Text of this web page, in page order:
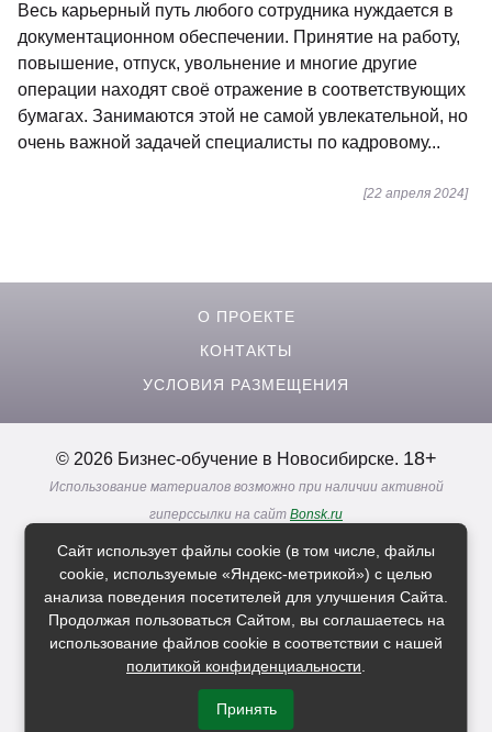
Весь карьерный путь любого сотрудника нуждается в
документационном обеспечении. Принятие на работу,
повышение, отпуск, увольнение и многие другие
операции находят своё отражение в соответствующих
бумагах. Занимаются этой не самой увлекательной, но
очень важной задачей специалисты по кадровому...
[22 апреля 2024]
О ПРОЕКТЕ
КОНТАКТЫ
УСЛОВИЯ РАЗМЕЩЕНИЯ
© 2026 Бизнес-обучение в Новосибирске. 18+
Использование материалов возможно при наличии активной
гиперссылки на сайт Bonsk.ru
Реклама. Информация о рекламодателях по ссылкам
Политика в отношении обработки персональных данных
Расскажи друзьям о нас
Сайт использует файлы cookie (в том числе, файлы
cookie, используемые «Яндекс-метрикой») с целью
анализа поведения посетителей для улучшения Сайта.
Продолжая пользоваться Сайтом, вы соглашаетесь на
использование файлов cookie в соответствии с нашей
политикой конфиденциальности
Принять